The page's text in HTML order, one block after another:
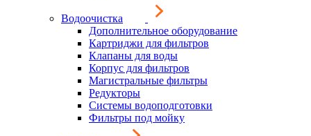
Водоочистка
Дополнительное оборудование
Картриджи для фильтров
Клапаны для воды
Корпус для фильтров
Магистральные фильтры
Редукторы
Системы водоподготовки
Фильтры под мойку